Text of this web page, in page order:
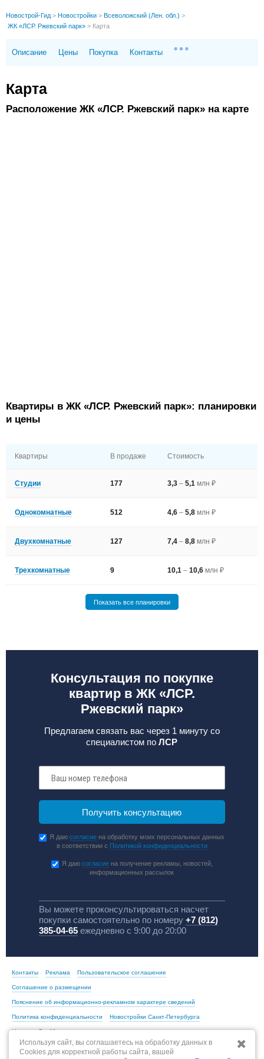
Новострой-Гид > Новостройки > Всеволожский (Лен. обл.) >
ЖК «ЛСР. Ржевский парк» > Карта
Описание Цены Покупка Контакты
Карта
Расположение ЖК «ЛСР. Ржевский парк» на карте
Квартиры в ЖК «ЛСР. Ржевский парк»: планировки
и цены
Квартиры В продаже Стоимость
Студии 177 3,3– 5,1млн ₽
Однокомнатные 512 4,6– 5,8млн ₽
Двухкомнатные 127 7,4– 8,8млн ₽
Трехкомнатные 9 10,1– 10,6млн ₽
Показать все планировки
Консультация по покупке
квартир в ЖК «ЛСР.
Ржевский парк»
Предлагаем связать вас через 1 минуту со
специалистом поЛСР
Я даюсогласие на обработку моих персональных данных
в соответствии с Политикой конфиденциальности
Я даю согласиена получение рекламы, новостей,
информационных рассылок
Вы можете проконсультироваться насчет
покупки самостоятельно по номеру +7 (812)
385-04-65ежедневно с 9:00 до 20:00
Контакты Реклама Пользовательское соглашение
Соглашение о размещении
Пояснение об информационно-рекламном характере сведений
Политика конфиденциальности Новостройки Санкт-Петербурга
Новостройки Москвы
Используя сайт, вы соглашаетесь на обработку данных в
Cookies для корректной работы сайта, вашей